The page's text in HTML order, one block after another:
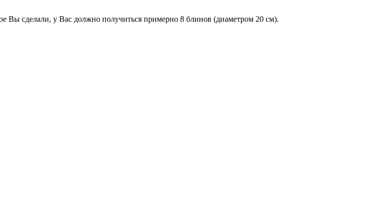
Вы сделали, у Вас должно получиться примерно 8 блинов (диаметром 20 см).